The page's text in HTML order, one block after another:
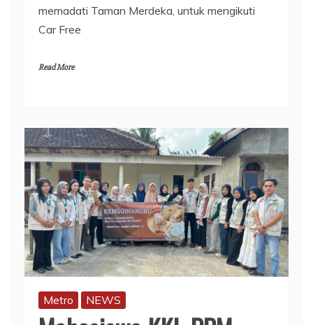
memadati Taman Merdeka, untuk mengikuti
Car Free
Read More
Metro NEWS